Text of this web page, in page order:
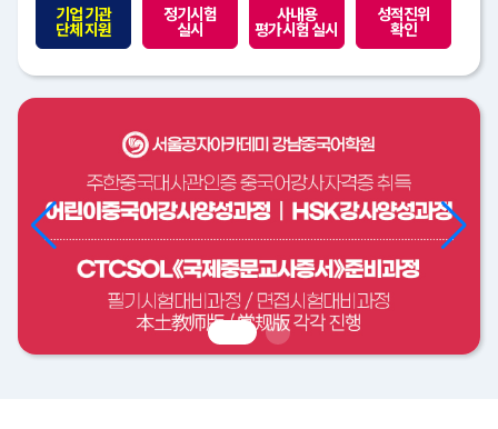
기업 기관
단체 지원
정기시험
실시
사내용
평가시험 실시
성적진위
확인